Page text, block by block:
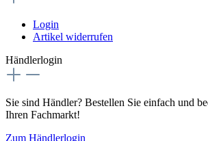
Login
Artikel widerrufen
Händlerlogin
Sie sind Händler? Bestellen Sie einfach und
Ihren Fachmarkt!
Zum Händlerlogin